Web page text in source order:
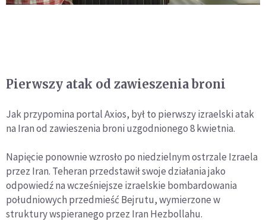
Pierwszy atak od zawieszenia broni
Jak przypomina portal Axios, był to pierwszy izraelski atak
na Iran od zawieszenia broni uzgodnionego 8 kwietnia.
Napięcie ponownie wzrosło po niedzielnym ostrzale Izraela
przez Iran. Teheran przedstawił swoje działania jako
odpowiedź na wcześniejsze izraelskie bombardowania
południowych przedmieść Bejrutu, wymierzone w
struktury wspieranego przez Iran Hezbollahu.